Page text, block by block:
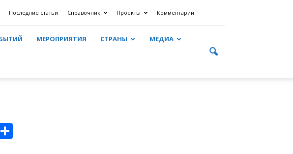
Последние статьи Справочник Проекты Комментарии
МЕРОПРИЯТИЯ СТРАНЫ МЕДИА
PrintFriendly